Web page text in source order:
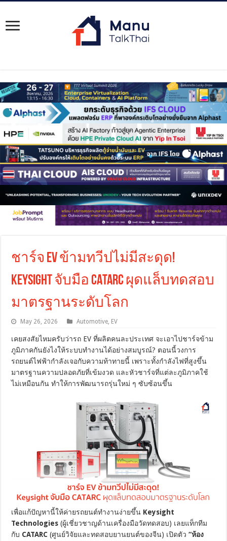
ชาร์จ EV ข้ามทวีปไม่มีสะดุด!
Keysight จับมือ CATARC ผุดแล็บทดสอบ
มาตรฐานระดับโลก
May 26, 2026 Automotive, EV
เคยสงสัยไหมครับว่ารถ EV ที่ผลิตคนละประเทศ จะเอาไปชาร์จข้าม
ภูมิภาคกันยังไงให้ระบบทำงานได้อย่างสมบูรณ์? ตอนนี้วงการ
รถยนต์ไฟฟ้ากำลังเจอกับความท้าทายนี้ เพราะทั้งกำลังไฟที่สูงขึ้น
มาตรฐานความปลอดภัยที่เข้มงวด และหัวชาร์จที่แต่ละภูมิภาคใช้
ไม่เหมือนกัน ทำให้การพัฒนารถรุ่นใหม่ ๆ ซับซ้อนขึ้น
เพื่อแก้ปัญหานี้ให้ค่ายรถยนต์ทำงานง่ายขึ้น Keysight
Technologies (ผู้เชี่ยวชาญด้านเครื่องมือวัดทดสอบ) เลยแท็กทีม
กับ CATARC (ศูนย์วิจัยและทดสอบยานยนต์ของจีน) เปิดตัว“ห้อง